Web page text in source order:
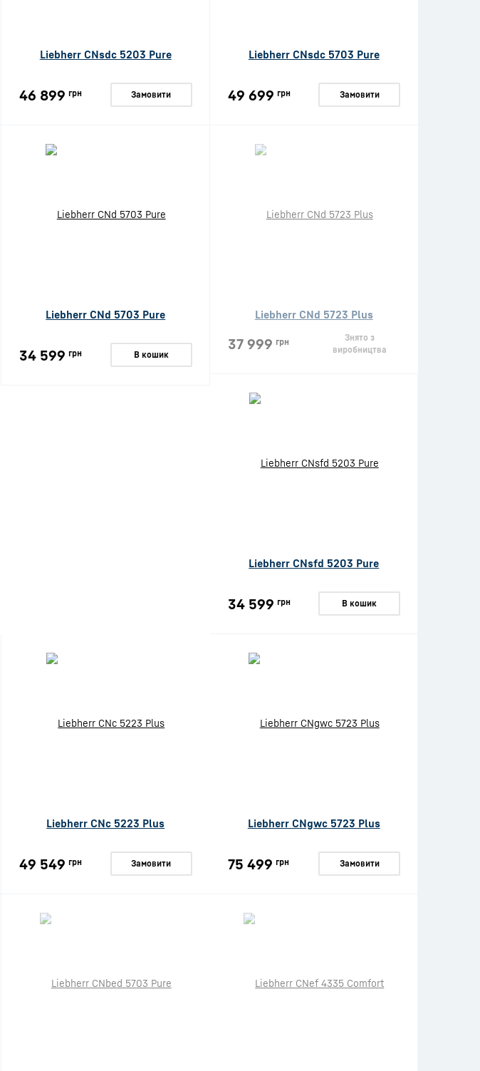
Liebherr CNsdc 5203 Pure
46 899 грн Замовити
Liebherr CNsdc 5703 Pure
49 699 грн Замовити
Liebherr CNd 5703 Pure
34 599 грн В кошик
Liebherr CNd 5723 Plus
37 999 грн
Знято з
виробництва
Liebherr CNsfd 5203 Pure
34 599 грн В кошик
Liebherr CNc 5223 Plus
49 549 грн Замовити
Liebherr CNgwc 5723 Plus
75 499 грн Замовити